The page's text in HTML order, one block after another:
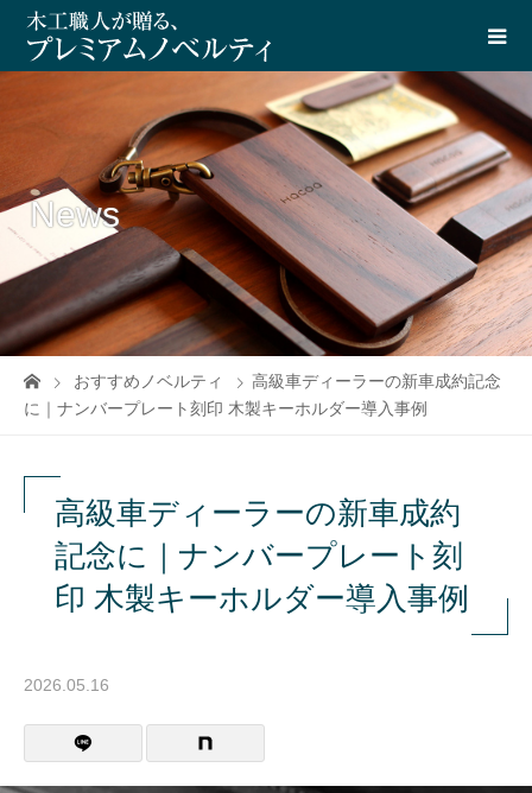
News
おすすめノベルティ
高級車ディーラーの新車成約記念
に｜ナンバープレート刻印 木製キーホルダー導入事例
高級車ディーラーの新車成約
記念に｜ナンバープレート刻
印 木製キーホルダー導入事例
2026.05.16